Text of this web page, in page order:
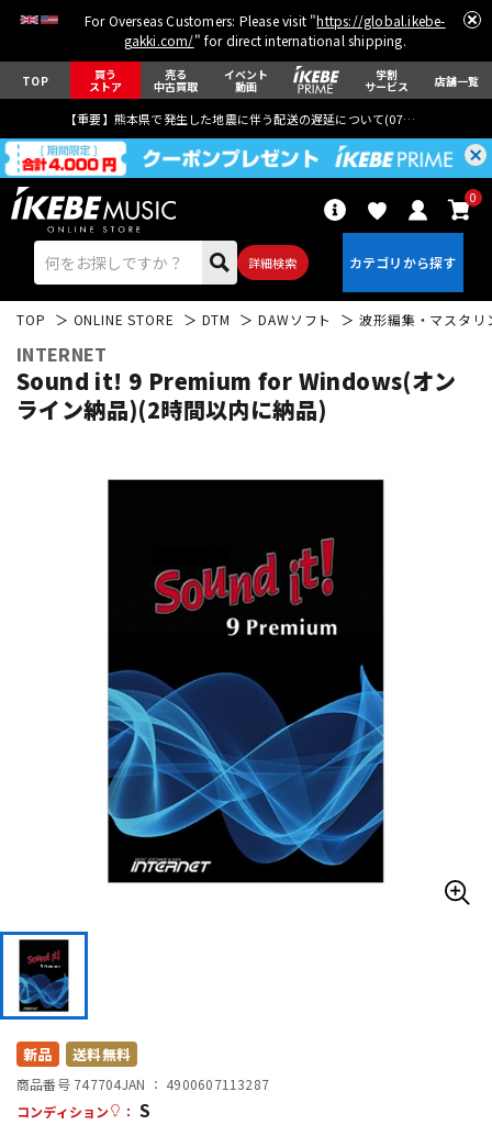
For Overseas Customers: Please visit "https://global.ikebe-
gakki.com/" for direct international shipping.
TOP 買う
ストア
売る
中古買取
イベント
動画
学割
サービス 店舗一覧
【重要】熊本県で発生した地震に伴う配送の遅延について(07月29日
詳細検索
0
キーボード 電子ピアノ
管楽器 その他楽器
アンプ エフェクター
配信/ライブ機器
TOP ONLINE STORE DTM DAWソフト 波形編集・マスタリ
INTERNET
Sound it! 9 Premium for Windows(オン
ライン納品)(2時間以内に納品)
新品 送料無料
商品番号 747704JAN ： 4900607113287
コンディション
： S